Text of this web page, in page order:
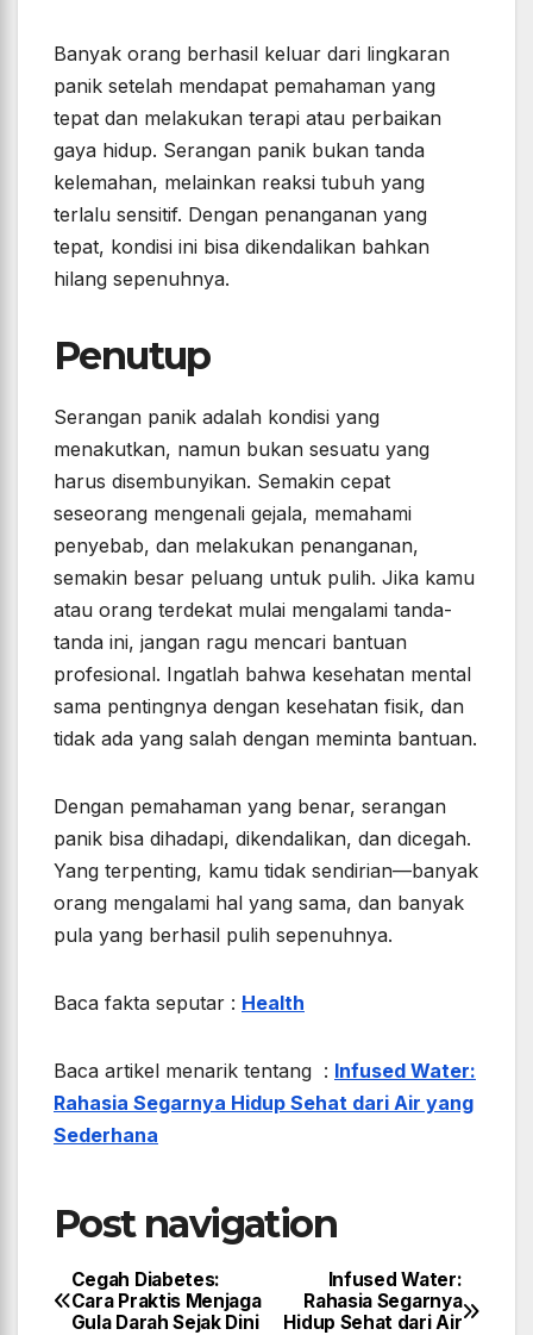
Banyak orang berhasil keluar dari lingkaran
panik setelah mendapat pemahaman yang
tepat dan melakukan terapi atau perbaikan
gaya hidup. Serangan panik bukan tanda
kelemahan, melainkan reaksi tubuh yang
terlalu sensitif. Dengan penanganan yang
tepat, kondisi ini bisa dikendalikan bahkan
hilang sepenuhnya.
Penutup
Serangan panik adalah kondisi yang
menakutkan, namun bukan sesuatu yang
harus disembunyikan. Semakin cepat
seseorang mengenali gejala, memahami
penyebab, dan melakukan penanganan,
semakin besar peluang untuk pulih. Jika kamu
atau orang terdekat mulai mengalami tanda-
tanda ini, jangan ragu mencari bantuan
profesional. Ingatlah bahwa kesehatan mental
sama pentingnya dengan kesehatan fisik, dan
tidak ada yang salah dengan meminta bantuan.
Dengan pemahaman yang benar, serangan
panik bisa dihadapi, dikendalikan, dan dicegah.
Yang terpenting, kamu tidak sendirian—banyak
orang mengalami hal yang sama, dan banyak
pula yang berhasil pulih sepenuhnya.
Baca fakta seputar : Health
Baca artikel menarik tentang : Infused Water:
Rahasia Segarnya Hidup Sehat dari Air yang
Sederhana
Post navigation
Infused Water:
Rahasia Segarnya
Hidup Sehat dari Air
Cegah Diabetes:
Cara Praktis Menjaga
Gula Darah Sejak Dini